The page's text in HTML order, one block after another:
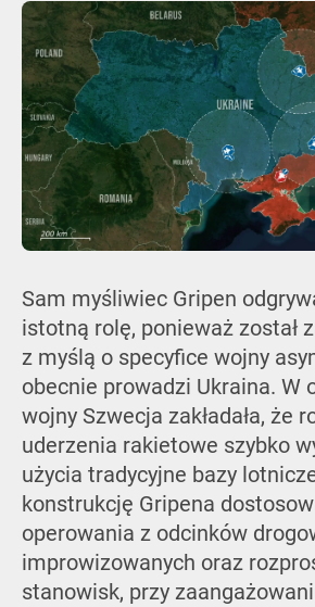
Sam myśliwiec Gripen
istotną rolę, ponieważ został
z myślą o specyfice wojny
obecnie prowadzi Ukraina. W
wojny Szwecja zakładała, że
uderzenia rakietowe szybko
użycia tradycyjne bazy
konstrukcję Gripena
operowania z odcinków
improwizowanych oraz
stanowisk, przy